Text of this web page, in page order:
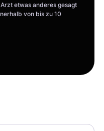
etwas anderes gesagt
von bis zu 10